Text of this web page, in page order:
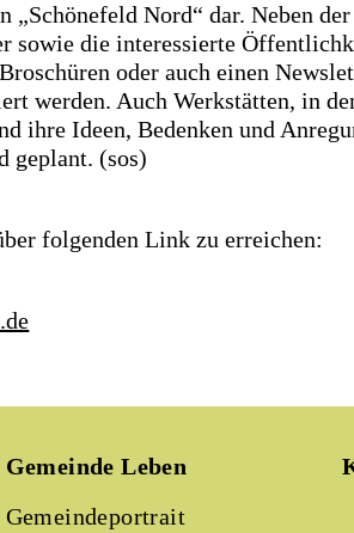
„Schönefeld Nord“ dar. Neben
sowie die interessierte
oder auch einen
werden. Auch Werkstätten, in
ihre Ideen, Bedenken und
geplant. (sos)
folgenden Link zu erreichen:
Gemeinde Leben
Gemeindeportrait